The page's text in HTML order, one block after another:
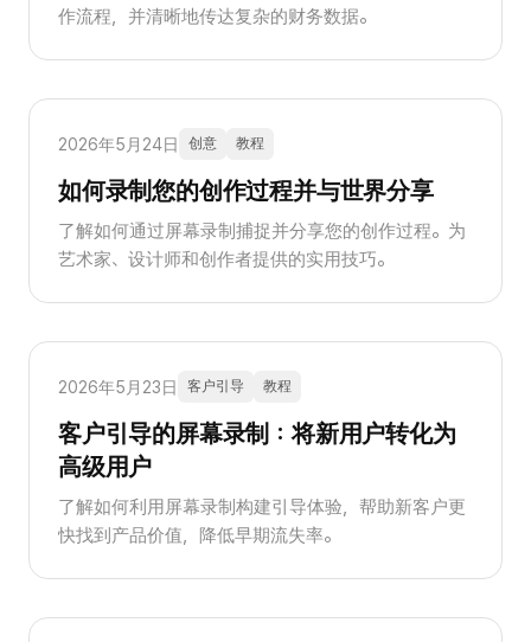
作流程，并清晰地传达复杂的财务数据。
2026年5月24日 创意 教程
如何录制您的创作过程并与世界分享
了解如何通过屏幕录制捕捉并分享您的创作过程。为
艺术家、设计师和创作者提供的实用技巧。
2026年5月23日 客户引导 教程
客户引导的屏幕录制：将新用户转化为
高级用户
了解如何利用屏幕录制构建引导体验，帮助新客户更
快找到产品价值，降低早期流失率。